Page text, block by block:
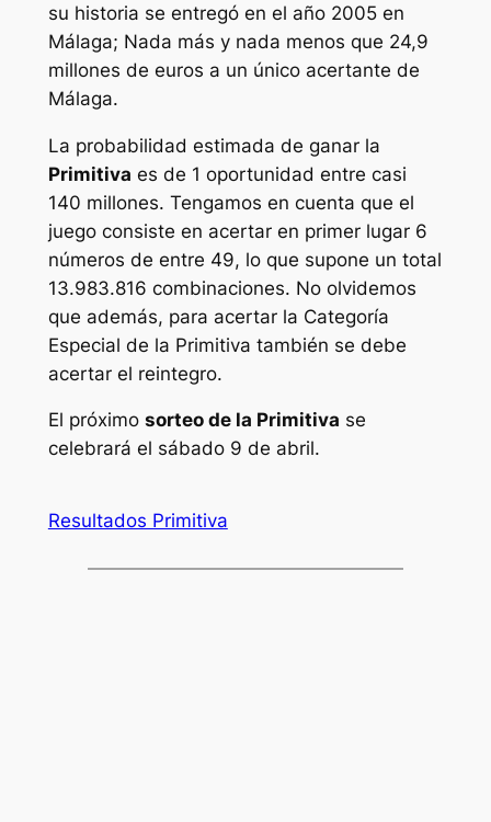
su historia se entregó en el año 2005 en
Málaga; Nada más y nada menos que 24,9
millones de euros a un único acertante de
Málaga.
La probabilidad estimada de ganar la
Primitiva es de 1 oportunidad entre casi
140 millones. Tengamos en cuenta que el
juego consiste en acertar en primer lugar 6
números de entre 49, lo que supone un total
13.983.816 combinaciones. No olvidemos
que además, para acertar la Categoría
Especial de la Primitiva también se debe
acertar el reintegro.
El próximo sorteo de la Primitiva se
celebrará el sábado 9 de abril.
Resultados Primitiva